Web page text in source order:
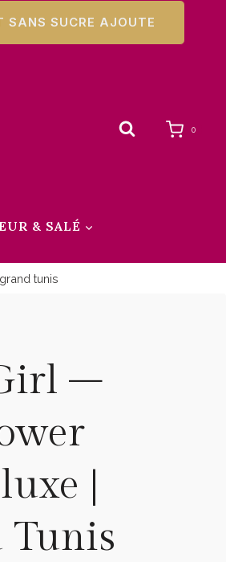
SANS SUCRE AJOUTE
0
& SALÉ
tunis
–
|
Tunis